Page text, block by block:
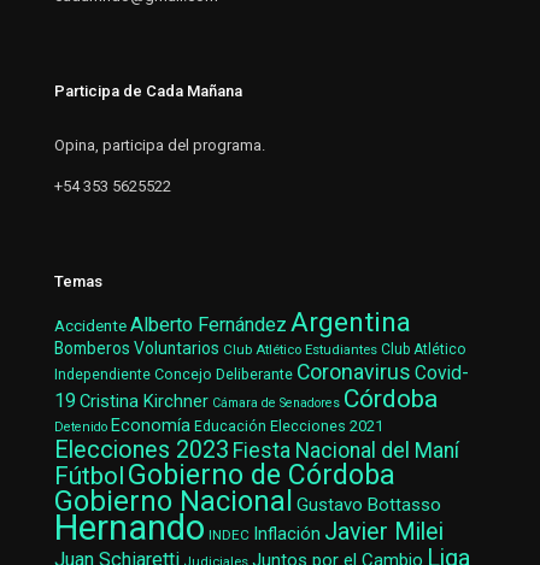
Participa de Cada Mañana
Opina, participa del programa.
+54 353 5625522
Temas
AccidenteAlberto Fernández Argentina
Bomberos Voluntarios Club Atlético Estudiantes Club Atlético
Independiente Concejo Deliberante Coronavirus Covid-
19 Cristina Kirchner Cámara de Senadores Córdoba
Detenido Economía Educación Elecciones 2021
Elecciones 2023 Fiesta Nacional del Maní
Fútbol Gobierno de Córdoba
Gobierno Nacional Gustavo Bottasso
Hernando INDEC Inflación Javier Milei
Juan Schiaretti Juntos por el Cambio Liga